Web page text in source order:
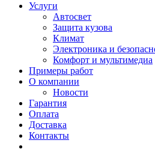
Услуги
Автосвет
Защита кузова
Климат
Электроника и
Комфорт и мультимедиа
Примеры работ
О компании
Новости
Гарантия
Оплата
Доставка
Контакты